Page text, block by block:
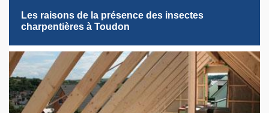
Les raisons de la présence des insectes
charpentières à Toudon